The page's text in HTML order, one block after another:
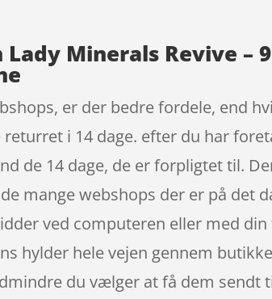
Lady Minerals Revive –
er der bedre fordele, end
i 14 dage. efter du har
de 14 dage, de er forpligtet til.
mange webshops der er på det
ved computeren eller med
hylder hele vejen gennem
du vælger at få dem sendt